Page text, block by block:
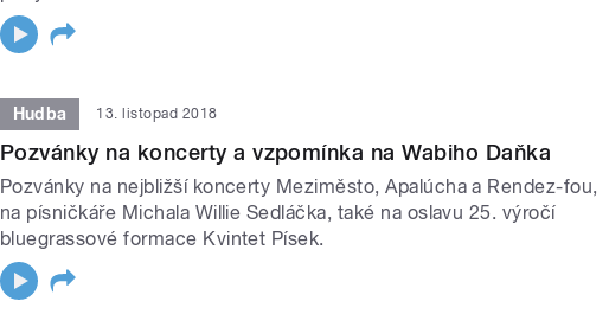
Hudba 13. listopad 2018
Pozvánky na koncerty a vzpomínka na Wabiho Daňka
Pozvánky na nejbližší koncerty Meziměsto, Apalúcha a Rendez-fou,
na písničkáře Michala Willie Sedláčka, také na oslavu 25. výročí
bluegrassové formace Kvintet Písek.